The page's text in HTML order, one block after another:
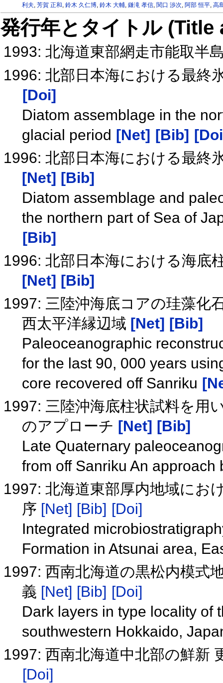
利夫, 芳賀 正和, 鈴木 久仁博, 鈴木 大輔, 鎌滝 孝信, 関口 渉次, 阿部 恒平, 高
発行年とタイトル
1993: 北海道東部網走市能取半
1996: 北部日本海における最終
[Doi]
Diatom assemblage in the
glacial period [Net] [Bib]
1996: 北部日本海における最終
[Net] [Bib]
Diatom assemblage and
the northern part of Sea of
[Bib]
1996: 北部日本海における海底
[Net] [Bib]
1997: 三陸沖海底コアの珪藻化
西太平洋縁辺域 [Net] [Bib]
Paleoceanographic
for the last 90, 000 years
core recovered off Sanriku
1997: 三陸沖海底柱状試料を用
のアプローチ [Net] [Bib]
Late Quaternary
from off Sanriku An
1997: 北海道東部厚内地域にお
序 [Net] [Bib] [Doi]
Integrated
Formation in Atsunai area,
1997: 西南北海道の黒松内模式
義 [Net] [Bib] [Doi]
Dark layers in type locality of
southwestern Hokkaido,
1997: 西南北海道中北部の鮮新
[Doi]